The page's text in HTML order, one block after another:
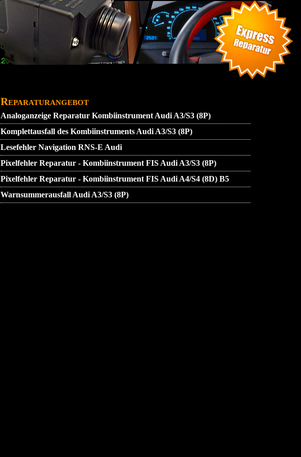
Reparaturangebot
Analoganzeige Reparatur Kombiinstrument Audi A3/S3 (8P)
Komplettausfall des Kombiinstruments Audi A3/S3 (8P)
Lesefehler Navigation RNS-E Audi
Pixelfehler Reparatur - Kombiinstrument FIS Audi A3/S3 (8P)
Pixelfehler Reparatur - Kombiinstrument FIS Audi A4/S4 (8D) B5
Warnsummerausfall Audi A3/S3 (8P)